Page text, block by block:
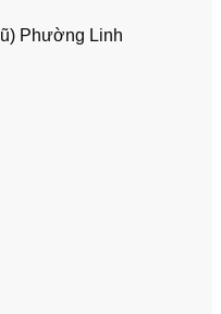
Phường Linh